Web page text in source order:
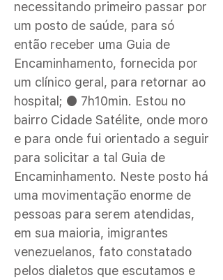
necessitando primeiro passar por
um posto de saúde, para só
então receber uma Guia de
Encaminhamento, fornecida por
um clínico geral, para retornar ao
hospital; ● 7h10min. Estou no
bairro Cidade Satélite, onde moro
e para onde fui orientado a seguir
para solicitar a tal Guia de
Encaminhamento. Neste posto há
uma movimentação enorme de
pessoas para serem atendidas,
em sua maioria, imigrantes
venezuelanos, fato constatado
pelos dialetos que escutamos e